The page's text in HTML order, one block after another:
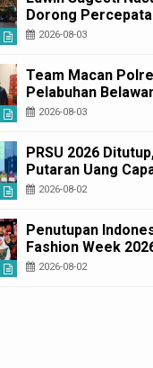
Dorong
Perda PBG Guna
Layanan Cepat dan
Murah
2026-08-03
Team Macan
Pelabuhan
Amankan Tiga
Pasar 9
2026-08-03
PRSU 2026
Putaran Uang
Miliar
2026-08-02
Penutupan
Fashion Week
Bobby Nasution:
2026-08-02